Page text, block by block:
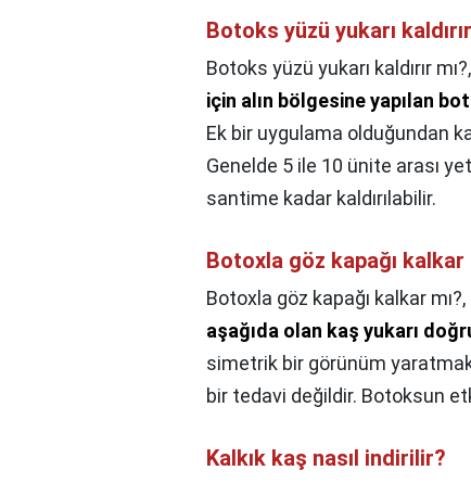
Botoks yüzü yukarı
Botoks yüzü yukarı kaldırır mı?,
için alın bölgesine yapılan
Ek bir uygulama olduğundan
Genelde 5 ile 10 ünite arası
santime kadar kaldırılabilir.
Botoxla göz kapağı kalkar
Botoxla göz kapağı kalkar mı?,
aşağıda olan kaş yukarı
simetrik bir görünüm
bir tedavi değildir. Botoksun
Kalkık kaş nasıl indirilir?